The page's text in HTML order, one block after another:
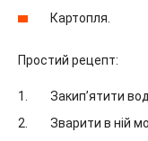
Картопля.
Простий рецепт:
Закип’ятити
Зварити в ній